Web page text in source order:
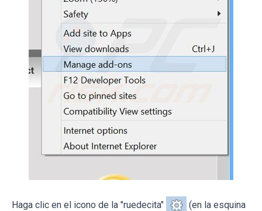
Haga clic en el icono de la "ruedecita" (en la esquina